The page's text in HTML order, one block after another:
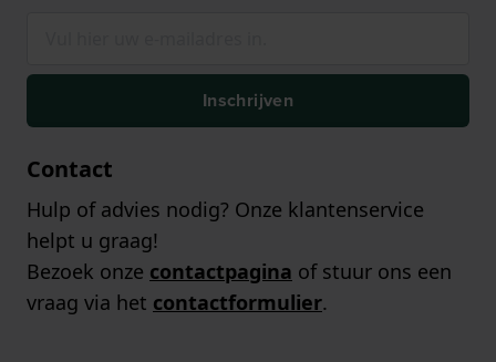
Inschrijven
Contact
Hulp of advies nodig? Onze klantenservice
helpt u graag!
Bezoek onze contactpagina of stuur ons een
vraag via het contactformulier.